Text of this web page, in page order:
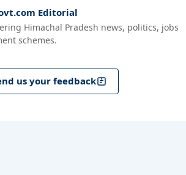
Editorial
Himachal Pradesh news, politics, jobs
schemes.
us your feedback